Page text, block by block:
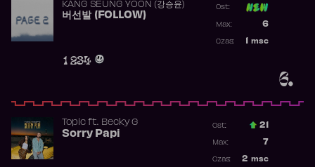
6.
KANG SEUNG YOON (강승윤)
버선발 (FOLLOW)
1 234
Ost:
6
Max:
msc
Czas:
Topicft. Becky G
Sorry Papi
Ost.: 21
7
Max:
2 msc
Czas: